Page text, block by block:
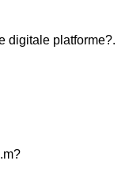
digitale platforme?.